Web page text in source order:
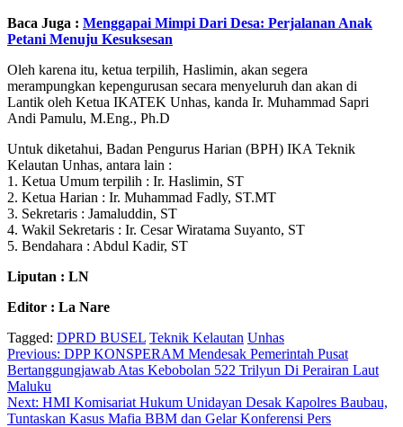
Baca Juga : Menggapai Mimpi Dari Desa: Perjalanan Anak
Petani Menuju Kesuksesan
Oleh karena itu, ketua terpilih, Haslimin, akan segera
merampungkan kepengurusan secara menyeluruh dan akan di
Lantik oleh Ketua IKATEK Unhas, kanda Ir. Muhammad Sapri
Andi Pamulu, M.Eng., Ph.D
Untuk diketahui, Badan Pengurus Harian (BPH) IKA Teknik
Kelautan Unhas, antara lain :
1. Ketua Umum terpilih : Ir. Haslimin, ST
2. Ketua Harian : Ir. Muhammad Fadly, ST.MT
3. Sekretaris : Jamaluddin, ST
4. Wakil Sekretaris : Ir. Cesar Wiratama Suyanto, ST
5. Bendahara : Abdul Kadir, ST
Liputan : LN
Editor : La Nare
Tagged: DPRD BUSEL Teknik Kelautan Unhas
Navigasi
pos
Previous: DPP KONSPERAM Mendesak Pemerintah Pusat
Bertanggungjawab Atas Kebobolan 522 Trilyun Di Perairan Laut
Maluku
Next: HMI Komisariat Hukum Unidayan Desak Kapolres Baubau,
Tuntaskan Kasus Mafia BBM dan Gelar Konferensi Pers